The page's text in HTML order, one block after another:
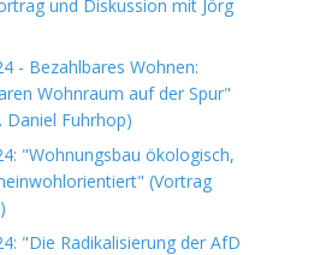
und Diskussion mit Jörg
- Bezahlbares Wohnen:
Wohnraum auf der Spur"
Fuhrhop)
"Wohnungsbau ökologisch,
(Vortrag
"Die Radikalisierung der AfD